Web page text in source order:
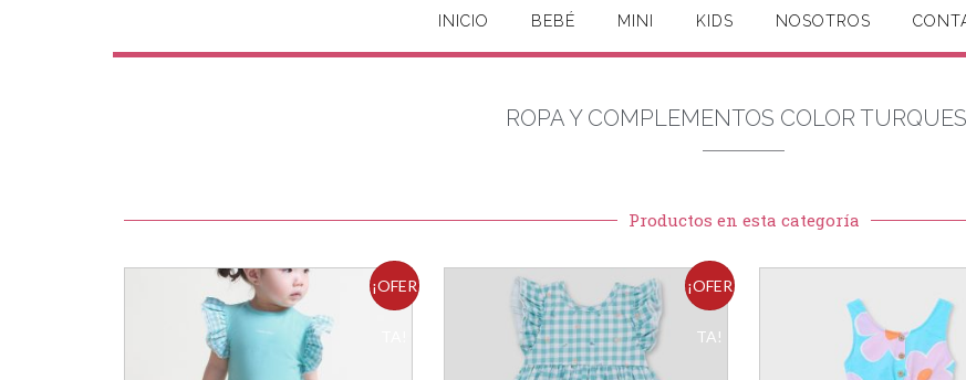
INICIO BEBÉ MINI KIDS NOSOTROS
ROPA Y COMPLEMENTOS COLOR
Productos en esta categoría
¡OFER ¡OFER
TA!